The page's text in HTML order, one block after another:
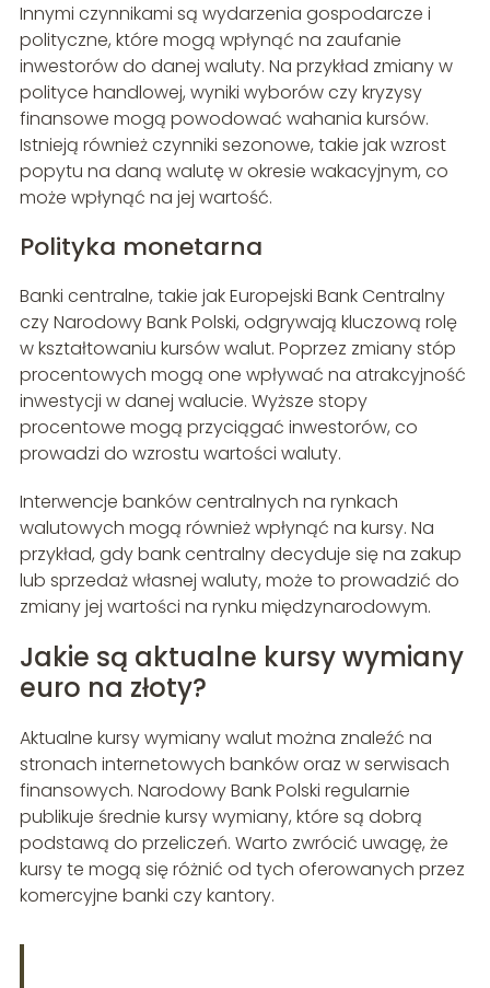
Innymi czynnikami są wydarzenia gospodarcze i
polityczne, które mogą wpłynąć na zaufanie
inwestorów do danej waluty. Na przykład zmiany w
polityce handlowej, wyniki wyborów czy kryzysy
finansowe mogą powodować wahania kursów.
Istnieją również czynniki sezonowe, takie jak wzrost
popytu na daną walutę w okresie wakacyjnym, co
może wpłynąć na jej wartość.
Polityka monetarna
Banki centralne, takie jak Europejski Bank Centralny
czy Narodowy Bank Polski, odgrywają kluczową rolę
w kształtowaniu kursów walut. Poprzez zmiany stóp
procentowych mogą one wpływać na atrakcyjność
inwestycji w danej walucie. Wyższe stopy
procentowe mogą przyciągać inwestorów, co
prowadzi do wzrostu wartości waluty.
Interwencje banków centralnych na rynkach
walutowych mogą również wpłynąć na kursy. Na
przykład, gdy bank centralny decyduje się na zakup
lub sprzedaż własnej waluty, może to prowadzić do
zmiany jej wartości na rynku międzynarodowym.
Jakie są aktualne kursy wymiany
euro na złoty?
Aktualne kursy wymiany walut można znaleźć na
stronach internetowych banków oraz w serwisach
finansowych. Narodowy Bank Polski regularnie
publikuje średnie kursy wymiany, które są dobrą
podstawą do przeliczeń. Warto zwrócić uwagę, że
kursy te mogą się różnić od tych oferowanych przez
komercyjne banki czy kantory.